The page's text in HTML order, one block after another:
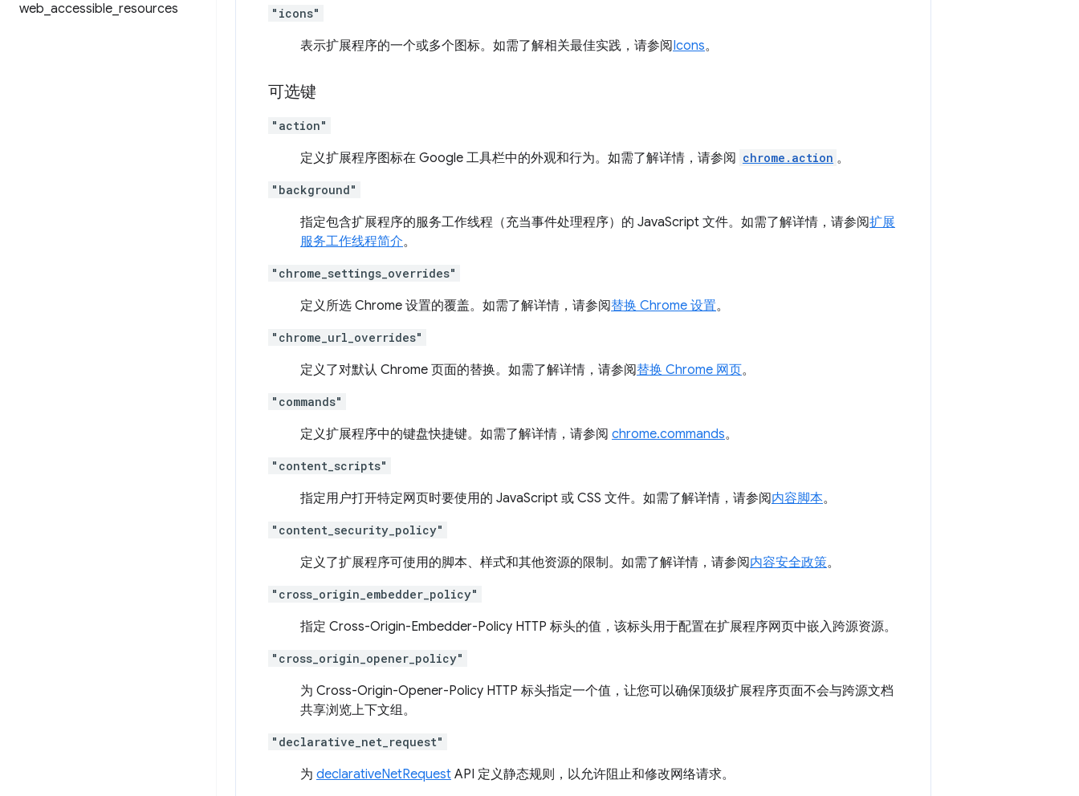
web accessible resources "icons"
表示扩展程序的一个或多个图标。如需了解相关最佳实践，请参阅Icons。
可选键
"action"
定义扩展程序图标在 Google 工具栏中的外观和行为。如需了解详情，请参阅 chrome.action 。
"background"
指定包含扩展程序的服务工作线程（充当事件处理程序）的 JavaScript 文件。如需了解详情，请参阅扩展
服务工作线程简介。
"chrome_settings_overrides"
定义所选 Chrome 设置的覆盖。如需了解详情，请参阅替换 Chrome 设置。
"chrome_url_overrides"
定义了对默认 Chrome 页面的替换。如需了解详情，请参阅替换 Chrome 网页。
"commands"
定义扩展程序中的键盘快捷键。如需了解详情，请参阅 chrome.commands。
"content_scripts"
指定用户打开特定网页时要使用的 JavaScript 或 CSS 文件。如需了解详情，请参阅内容脚本。
"content_security_policy"
定义了扩展程序可使用的脚本、样式和其他资源的限制。如需了解详情，请参阅内容安全政策。
"cross_origin_embedder_policy"
指定 Cross-Origin-Embedder-Policy HTTP 标头的值，该标头用于配置在扩展程序网页中嵌入跨源资源。
"cross_origin_opener_policy"
为 Cross-Origin-Opener-Policy HTTP 标头指定一个值，让您可以确保顶级扩展程序页面不会与跨源文档
共享浏览上下文组。
"declarative_net_request"
为 declarativeNetRequest API 定义静态规则，以允许阻止和修改网络请求。